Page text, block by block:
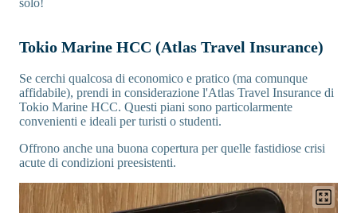
Tokio Marine HCC (Atlas Travel Insurance)
Se cerchi qualcosa di economico e pratico (ma comunque
affidabile), prendi in considerazione l'Atlas Travel Insurance di
Tokio Marine HCC. Questi piani sono particolarmente
convenienti e ideali per turisti o studenti.
Offrono anche una buona copertura per quelle fastidiose crisi
acute di condizioni preesistenti.